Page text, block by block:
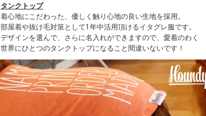
タンクトップ
着心地にこだわった、優しく触り心地の良い生地を採用。
部屋着や抜け毛対策として1年中活用頂けるイタグレ服です。
デザインを選んで、さらに名入れができますので、愛着のわく
世界にひとつのタンクトップになること間違いないです！